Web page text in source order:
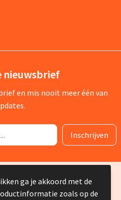
nieuwsbrief
en mis nooit meer één van
reclame-advies 2025
ga je akkoord met de
zoals op de